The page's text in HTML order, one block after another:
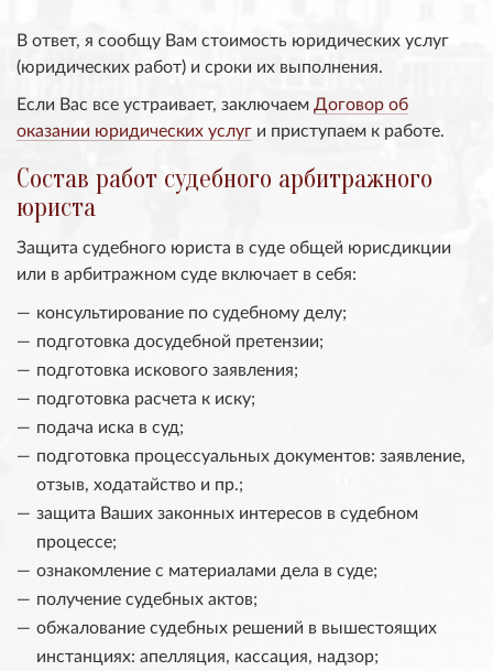
В ответ, я сообщу Вам стоимость юридических услуг
(юридических работ) и сроки их выполнения.
Если Вас все устраивает, заключаем Договор об
оказании юридических услуг и приступаем к работе.
Состав работ судебного арбитражного
юриста
Защита судебного юриста в суде общей юрисдикции
или в арбитражном суде включает в себя:
консультирование по судебному делу;
подготовка досудебной претензии;
подготовка искового заявления;
подготовка расчета к иску;
подача иска в суд;
подготовка процессуальных документов: заявление,
отзыв, ходатайство и пр.;
защита Ваших законных интересов в судебном
процессе;
ознакомление с материалами дела в суде;
получение судебных актов;
обжалование судебных решений в вышестоящих
инстанциях: апелляция, кассация, надзор;